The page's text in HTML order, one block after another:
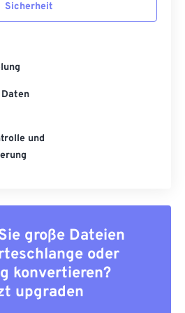
Sicherheit
und
große Dateien
oder
konvertieren?
upgraden